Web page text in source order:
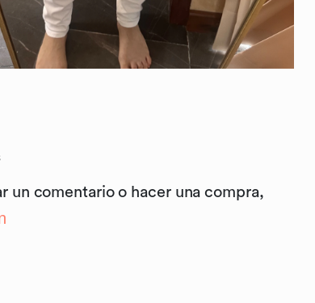
un comentario o hacer una compra,